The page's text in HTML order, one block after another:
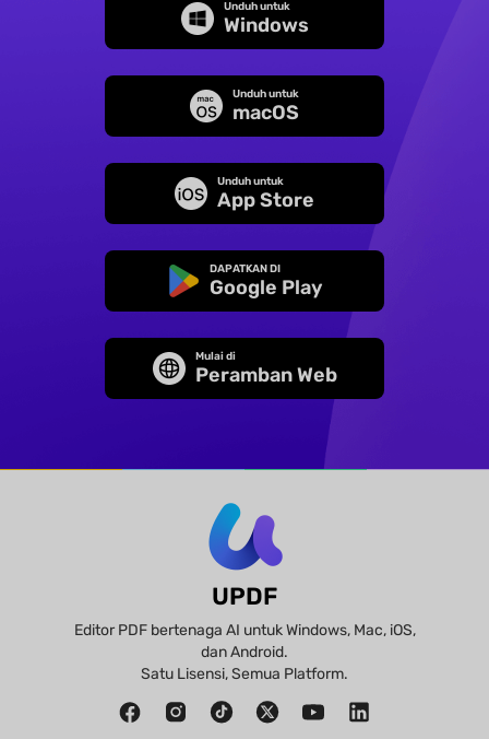
Unduh untuk
Windows
Unduh untuk
macOS
Unduh untuk
App Store
DAPATKAN DI
Google Play
Mulai di
Peramban Web
UPDF
Editor PDF bertenaga AI untuk Windows, Mac, iOS,
dan Android.
Satu Lisensi, Semua Platform.